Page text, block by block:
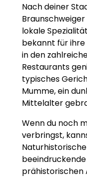
Nach deiner
lokale
bekannt für
in den
Restaurants
typisches
Mumme, ein
Mittelalter
Wenn du noch
verbringst,